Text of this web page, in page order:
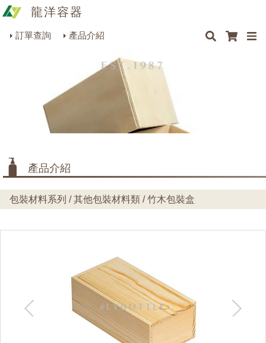
龍洋容器
訂單查詢
產品介紹
烘焙器皿系列
餐飲器具系列
生活雜貨系列
美容用品系列
最新消息 聯絡我們
產品介紹
包裝材料系列 / 其他包裝材料類 / 竹木包裝盒